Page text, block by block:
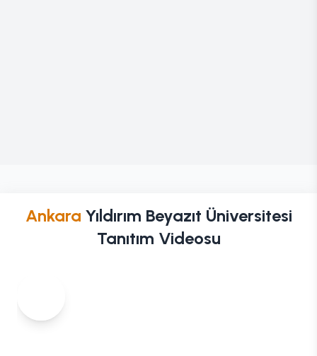
Ankara Yıldırım Beyazıt Üniversitesi
Tanıtım Videosu